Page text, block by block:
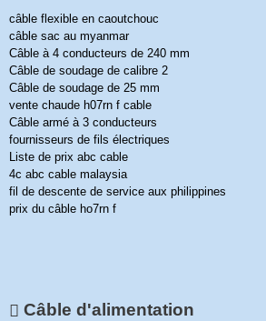
câble flexible en caoutchouc
câble sac au myanmar
Câble à 4 conducteurs de 240 mm
Câble de soudage de calibre 2
Câble de soudage de 25 mm
vente chaude h07rn f cable
Câble armé à 3 conducteurs
fournisseurs de fils électriques
Liste de prix abc cable
4c abc cable malaysia
fil de descente de service aux philippines
prix du câble ho7rn f
Câble d'alimentation